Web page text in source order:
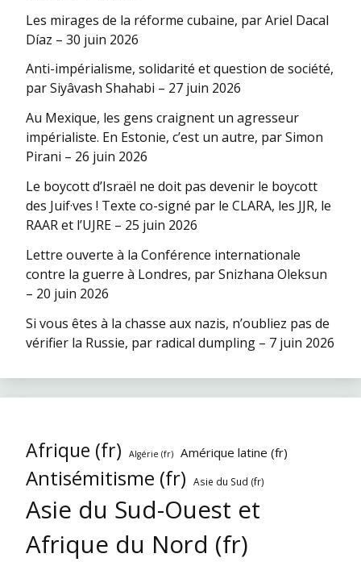
Les mirages de la réforme cubaine, par Ariel Dacal
Díaz – 30 juin 2026
Anti-impérialisme, solidarité et question de société,
par Siyâvash Shahabi – 27 juin 2026
Au Mexique, les gens craignent un agresseur
impérialiste. En Estonie, c’est un autre, par Simon
Pirani – 26 juin 2026
Le boycott d’Israël ne doit pas devenir le boycott
des Juif·ves ! Texte co-signé par le CLARA, les JJR, le
RAAR et l’UJRE – 25 juin 2026
Lettre ouverte à la Conférence internationale
contre la guerre à Londres, par Snizhana Oleksun
– 20 juin 2026
Si vous êtes à la chasse aux nazis, n’oubliez pas de
vérifier la Russie, par radical dumpling – 7 juin 2026
Afrique (fr) Algérie (fr) Amérique latine (fr)
Antisémitisme (fr) Asie du Sud (fr)
Asie du Sud-Ouest et
Afrique du Nord (fr)